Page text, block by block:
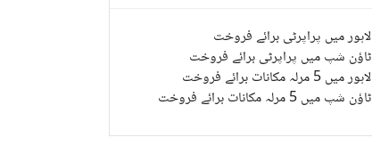
لاہور میں پراپرٹی برائے فروخت
ٹاؤن شپ میں پراپرٹی برائے فروخت
لاہور میں 5 مرلہ مکانات برائے فروخت
ٹاؤن شپ میں 5 مرلہ مکانات برائے فروخت